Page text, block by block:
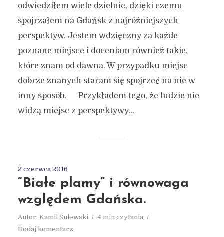
odwiedziłem wiele dzielnic, dzięki czemu
spojrzałem na Gdańsk z najróżniejszych
perspektyw. Jestem wdzięczny za każde
poznane miejsce i doceniam również takie,
które znam od dawna. W przypadku miejsc
dobrze znanych staram się spojrzeć na nie w
inny sposób. Przykładem tego, że ludzie nie
widzą miejsc z perspektywy...
2 czerwca 2016
“Białe plamy” i równowaga
względem Gdańska.
Autor: Kamil Sulewski
4 min czytania
Dodaj komentarz